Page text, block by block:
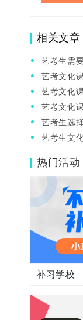
相关文章
艺考生需
教育文化
艺考文化
教育艺考
艺考文化
去机构补
艺考文化
顿教育艺
艺考生选
呢？有推
艺考生文
热门活动
补习学校